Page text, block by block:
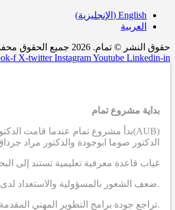
English
( الإنجليزية)
العربية
حقوق النشر © تمام. 2026 جميع الحقوق محفوظة.
f X-twitter InstagramYoutube Linkedin-in
بداية مشروع تمام
(AUB)
بدأ مشروع تمام عندما قامت
الدكتور صوما ابوجودة والدكتور مراد
غياب قاعدة معرفية تعليمية تستند إلى
.ضعف الشعور بالمسؤولية والاستعداد
.تراجع جودة برامج التطوير المهني